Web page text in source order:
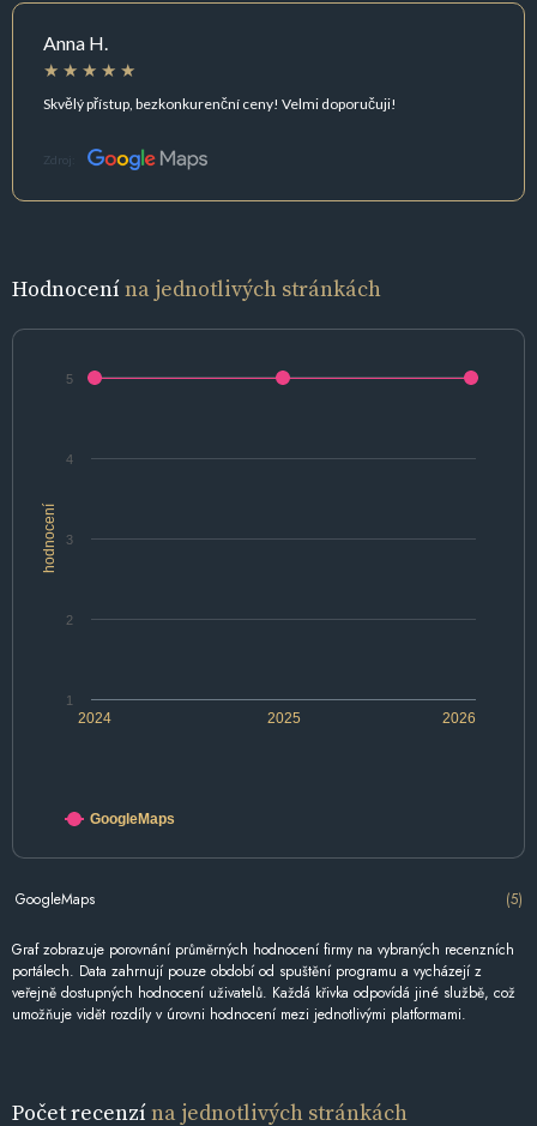
Anna H.
Skvělý přístup, bezkonkurenční ceny! Velmi doporučuji!
Zdroj:
Hodnocenína jednotlivých stránkách
hodnocení
2024 2025 2026
1
2
3
4
5
GoogleMaps
GoogleMaps (5)
Graf zobrazuje porovnání průměrných hodnocení firmy na vybraných recenzních
portálech. Data zahrnují pouze období od spuštění programu a vycházejí z
veřejně dostupných hodnocení uživatelů. Každá křivka odpovídá jiné službě, což
umožňuje vidět rozdíly v úrovni hodnocení mezi jednotlivými platformami.
Počet recenzína jednotlivých stránkách